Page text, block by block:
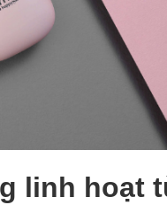
linh hoạt